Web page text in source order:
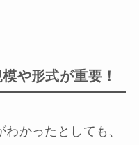
や形式が重要！
かったとしても、